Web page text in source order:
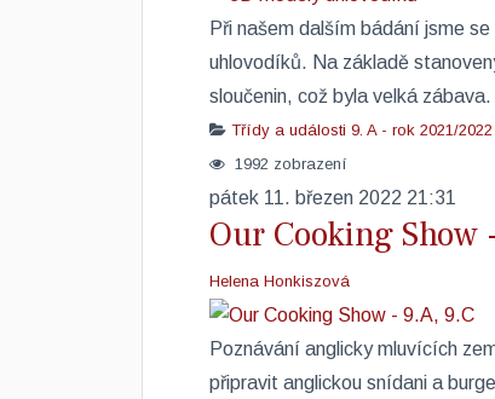
​Při našem dalším bádání jsme
uhlovodíků. Na základě
sloučenin, což byla velká
Třídy a události 9. A - rok 2021/2022
1992 zobrazení
pátek 11. březen 2022 21:31
Our Cooking Show
Helena Honkiszová
Poznávání anglicky mluvících
připravit anglickou snídani a